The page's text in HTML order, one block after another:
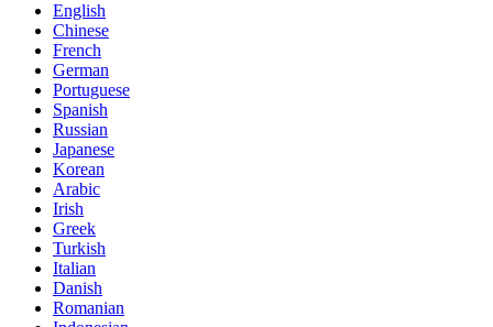
English
Chinese
French
German
Portuguese
Spanish
Russian
Japanese
Korean
Arabic
Irish
Greek
Turkish
Italian
Danish
Romanian